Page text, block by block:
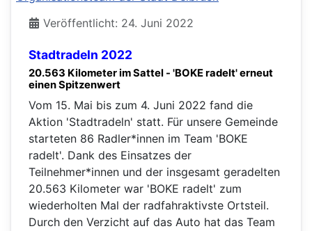
Stadtradeln 2022
Veröffentlicht: 24. Juni 2022
20.563 Kilometer im Sattel - 'BOKE radelt' erneut
einen Spitzenwert
Vom 15. Mai bis zum 4. Juni 2022 fand die
Aktion 'Stadtradeln' statt. Für unsere Gemeinde
starteten 86 Radler*innen im Team 'BOKE
radelt'. Dank des Einsatzes der
Teilnehmer*innen und der insgesamt geradelten
20.563 Kilometer war 'BOKE radelt' zum
wiederholten Mal der radfahraktivste Ortsteil.
Durch den Verzicht auf das Auto hat das Team